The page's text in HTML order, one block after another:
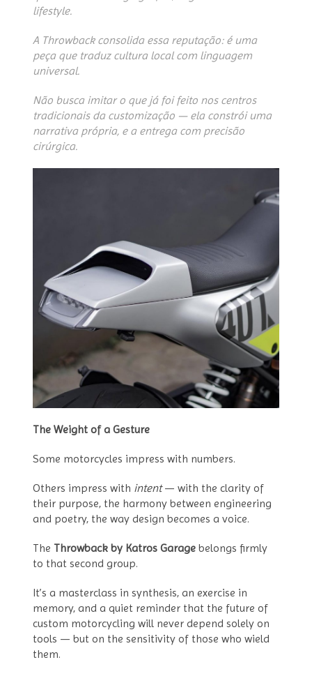
lifestyle.
A Throwback consolida essa reputação: é uma
peça que traduz cultura local com linguagem
universal.
Não busca imitar o que já foi feito nos centros
tradicionais da customização — ela constrói uma
narrativa própria, e a entrega com precisão
cirúrgica.
The Weight of a Gesture
Some motorcycles impress with numbers.
Others impress with intent— with the clarity of
their purpose, the harmony between engineering
and poetry, the way design becomes a voice.
The Throwback by Katros Garage belongs firmly
to that second group.
It’s a masterclass in synthesis, an exercise in
memory, and a quiet reminder that the future of
custom motorcycling will never depend solely on
tools — but on the sensitivity of those who wield
them.